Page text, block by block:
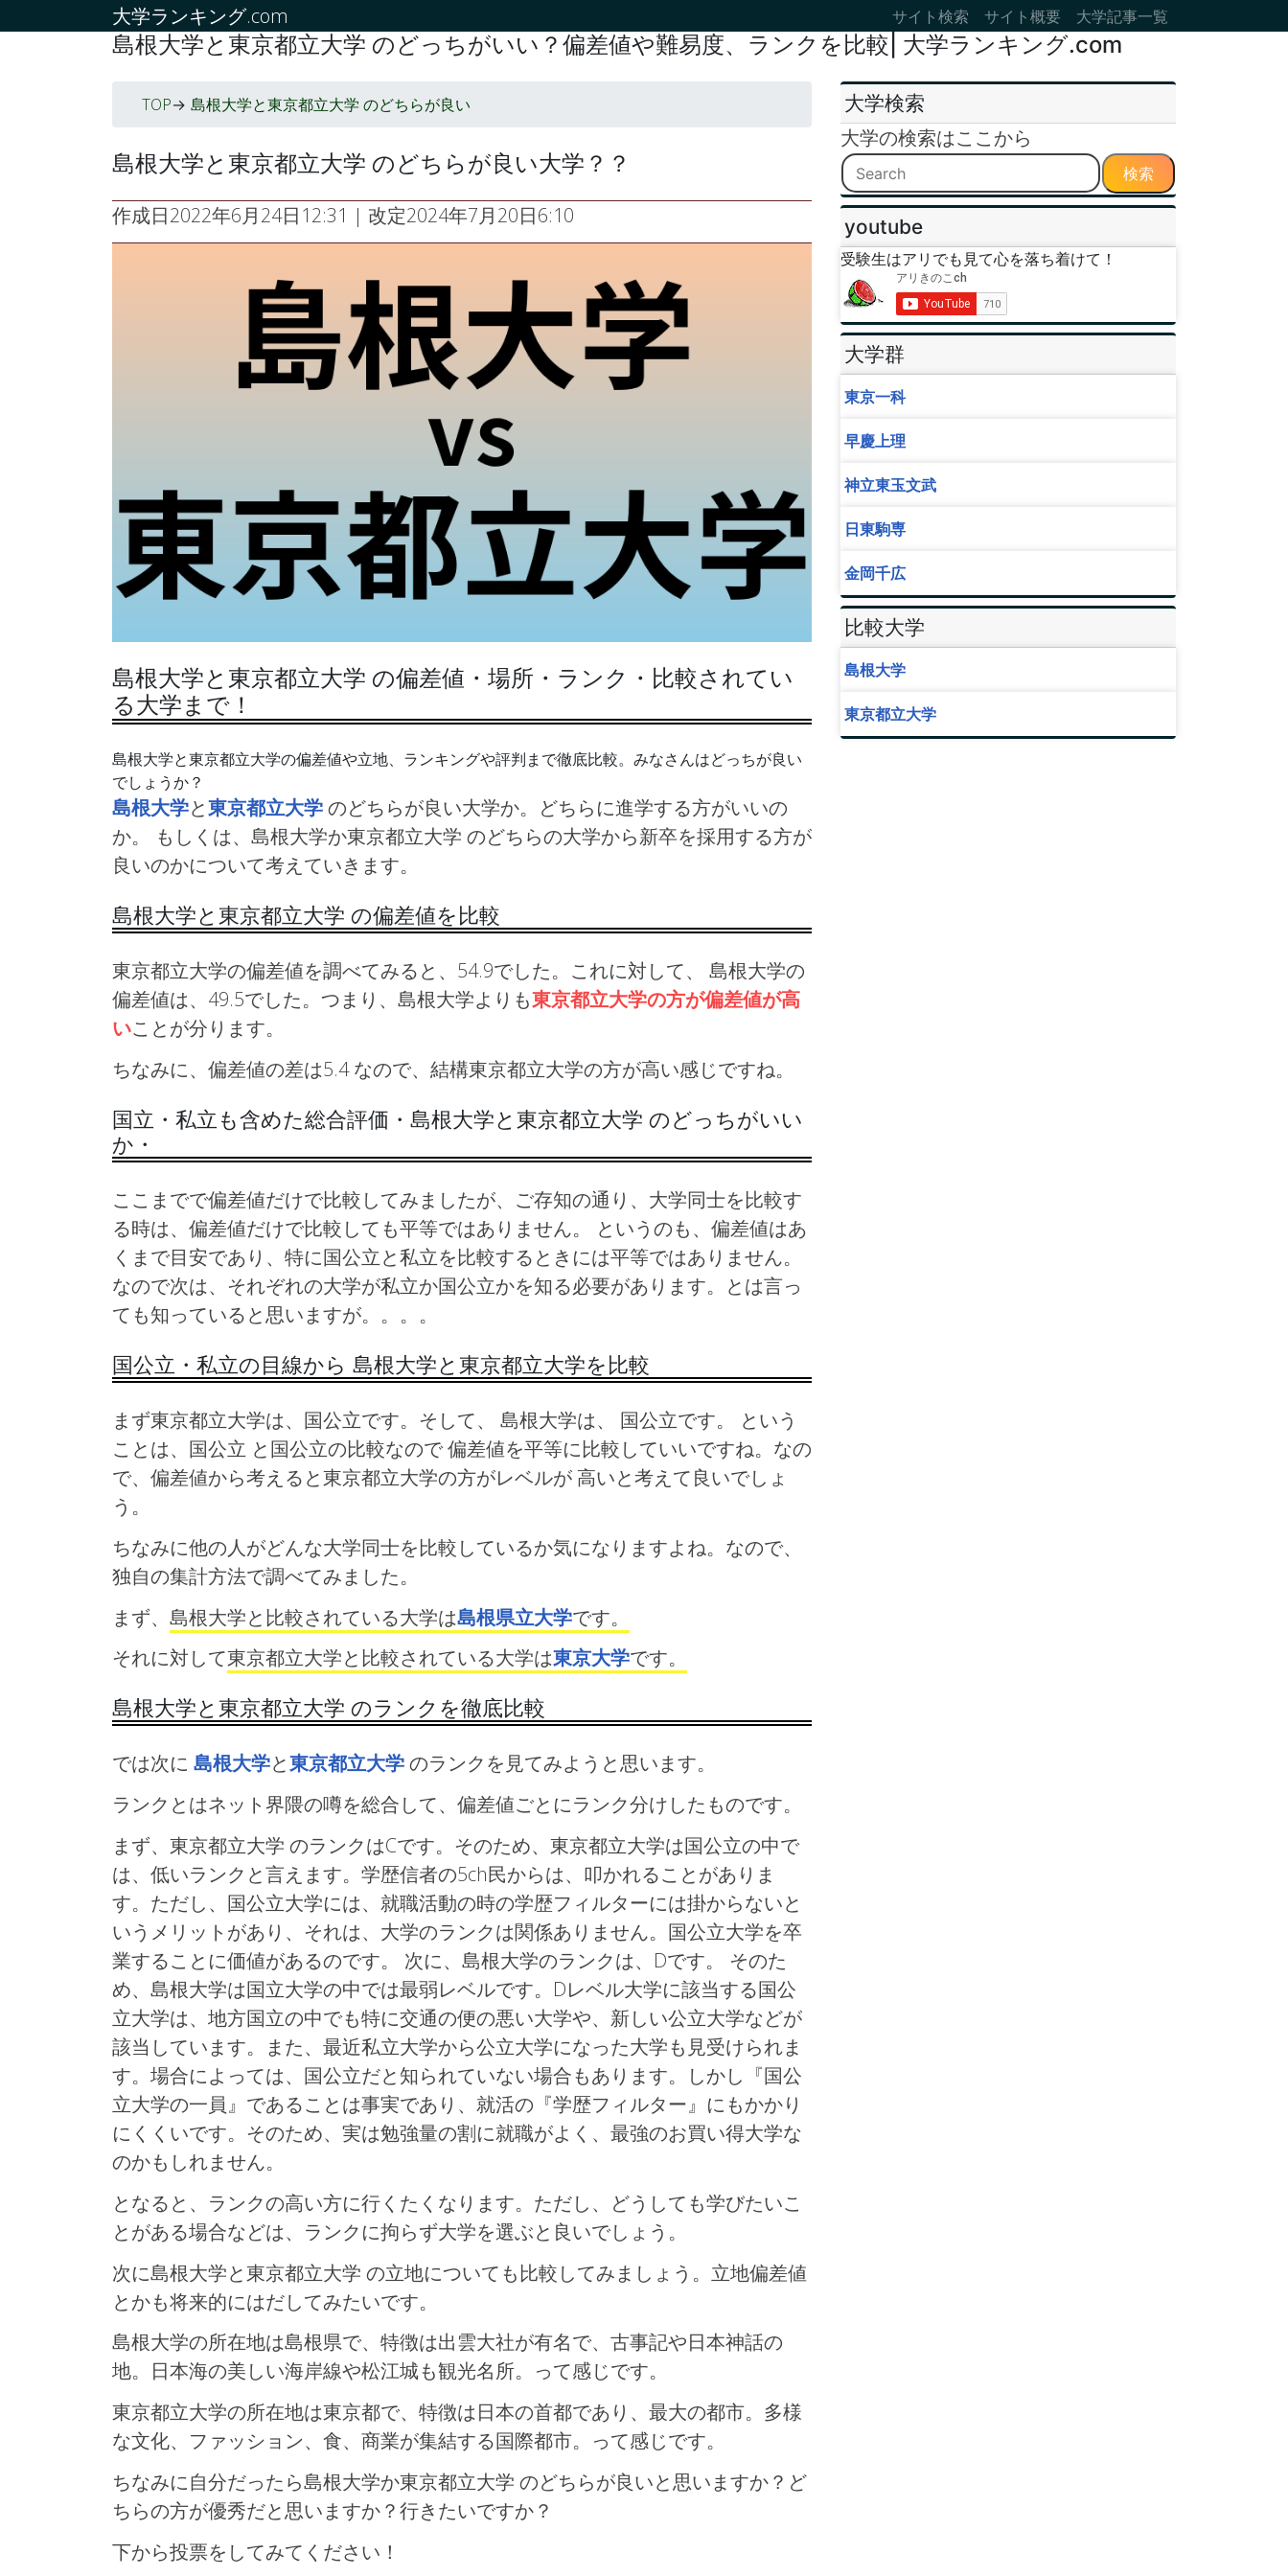
大学ランキング.com サイト検索 サイト概要 大学記事一覧
島根大学と東京都立大学 のどっちがいい？偏差値や難易度、ランクを比較| 大学ランキング.com
TOP-> 島根大学と東京都立大学 のどちらが良い
島根大学と東京都立大学 のどちらが良い大学？？
作成日2022年6月24日12:31 | 改定2024年7月20日6:10
島根大学と東京都立大学 の偏差値・場所・ランク・比較されてい
る大学まで！
島根大学と東京都立大学の偏差値や立地、ランキングや評判まで徹底比較。みなさんはどっちが良い
でしょうか？
島根大学と東京都立大学のどちらが良い大学か。どちらに進学する方がいいの
か。 もしくは、島根大学か東京都立大学 のどちらの大学から新卒を採用する方が
良いのかについて考えていきます。
島根大学と東京都立大学 の偏差値を比較
東京都立大学の偏差値を調べてみると、54.9でした。これに対して、 島根大学の
偏差値は、49.5でした。つまり、島根大学よりも東京都立大学の方が偏差値が高
いことが分ります。
ちなみに、偏差値の差は5.4 なので、結構東京都立大学の方が高い感じですね。
国立・私立も含めた総合評価・島根大学と東京都立大学 のどっちがいい
か・
ここまでで偏差値だけで比較してみましたが、ご存知の通り、大学同士を比較す
る時は、偏差値だけで比較しても平等ではありません。 というのも、偏差値はあ
くまで目安であり、特に国公立と私立を比較するときには平等ではありません。
なので次は、それぞれの大学が私立か国公立かを知る必要があります。とは言っ
ても知っていると思いますが。。。。
国公立・私立の目線から 島根大学と東京都立大学を比較
まず東京都立大学は、国公立です。そして、 島根大学は、 国公立です。 という
ことは、国公立 と国公立の比較なので 偏差値を平等に比較していいですね。なの
で、偏差値から考えると東京都立大学の方がレベルが 高いと考えて良いでしょ
う。
ちなみに他の人がどんな大学同士を比較しているか気になりますよね。なので、
独自の集計方法で調べてみました。
まず、 島根大学と比較されている大学は島根県立大学です。
それに対して東京都立大学と比較されている大学は東京大学です。
島根大学と東京都立大学 のランクを徹底比較
では次に 島根大学と東京都立大学のランクを見てみようと思います。
ランクとはネット界隈の噂を総合して、偏差値ごとにランク分けしたものです。
まず、東京都立大学 のランクはCです。そのため、東京都立大学は国公立の中で
は、低いランクと言えます。学歴信者の5ch民からは、叩かれることがありま
す。ただし、国公立大学には、就職活動の時の学歴フィルターには掛からないと
いうメリットがあり、それは、大学のランクは関係ありません。国公立大学を卒
業することに価値があるのです。 次に、島根大学のランクは、Dです。 そのた
め、島根大学は国立大学の中では最弱レベルです。Dレベル大学に該当する国公
立大学は、地方国立の中でも特に交通の便の悪い大学や、新しい公立大学などが
該当しています。また、最近私立大学から公立大学になった大学も見受けられま
す。場合によっては、国公立だと知られていない場合もあります。しかし『国公
立大学の一員』であることは事実であり、就活の『学歴フィルター』にもかかり
にくくいです。そのため、実は勉強量の割に就職がよく、最強のお買い得大学な
のかもしれません。
となると、ランクの高い方に行くたくなります。ただし、どうしても学びたいこ
とがある場合などは、ランクに拘らず大学を選ぶと良いでしょう。
次に島根大学と東京都立大学 の立地についても比較してみましょう。立地偏差値
とかも将来的にはだしてみたいです。
島根大学の所在地は島根県で、特徴は出雲大社が有名で、古事記や日本神話の
地。日本海の美しい海岸線や松江城も観光名所。って感じです。
東京都立大学の所在地は東京都で、特徴は日本の首都であり、最大の都市。多様
な文化、ファッション、食、商業が集結する国際都市。って感じです。
ちなみに自分だったら島根大学か東京都立大学 のどちらが良いと思いますか？ど
ちらの方が優秀だと思いますか？行きたいですか？
下から投票をしてみてください！
大学検索
大学の検索はここから
検索
youtube
受験生はアリでも見て心を落ち着けて！
大学群
東京一科
早慶上理
神立東玉文武
日東駒専
金岡千広
比較大学
島根大学
東京都立大学